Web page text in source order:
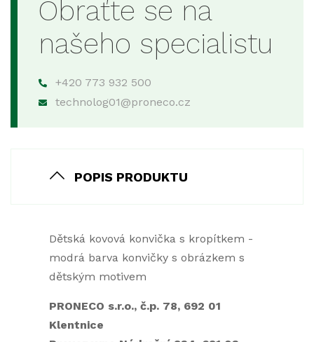
Obraťte se na
našeho specialistu
+420 773 932 500
technolog01@proneco.cz
POPIS PRODUKTU
Dětská kovová konvička s kropítkem -
modrá barva konvičky s obrázkem s
dětským motivem
PRONECO s.r.o., č.p. 78, 692 01
Klentnice